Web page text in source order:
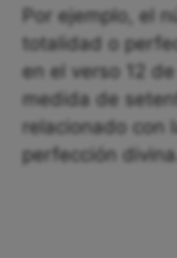
Por ejemplo, el
totalidad o
en el verso 12
medida de
relacionado con
perfección divina.